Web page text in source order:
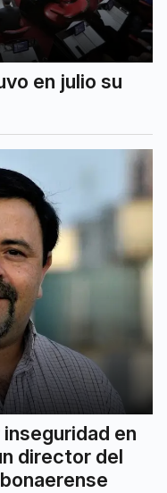
en julio su
en
director del